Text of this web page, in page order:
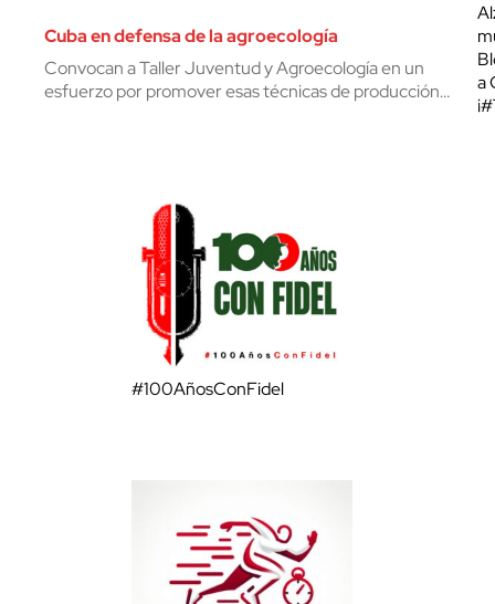
Cuba en defensa de la agroecología
Convocan a Taller Juventud y Agroecología en un
esfuerzo por promover esas técnicas de producción…
a
#100AñosConFidel